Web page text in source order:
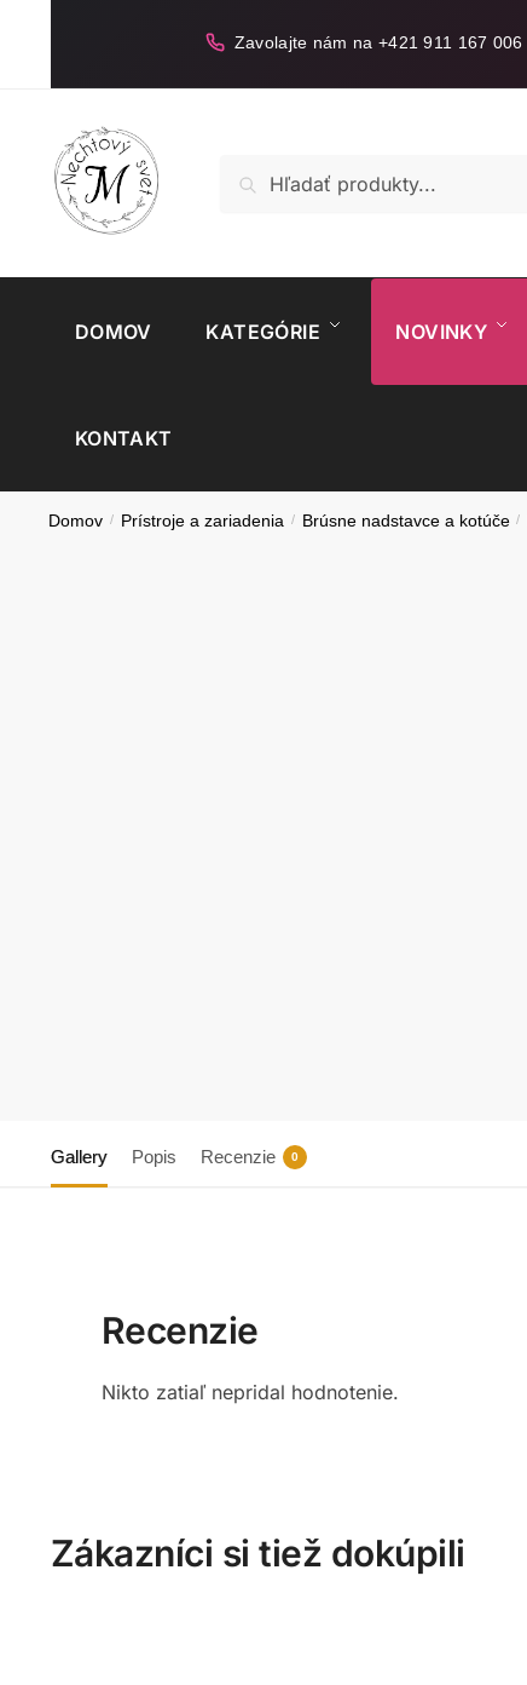
Zavolajte nám na +421 911 167 006
Vyhľadávanie
DOMOV KATEGÓRIE NOVINKY
KONTAKT
Domov / Prístroje a zariadenia / Brúsne nadstavce a kotúče /
Gallery Popis Recenzie 0
Recenzie
Nikto zatiaľ nepridal hodnotenie.
Zákazníci si tiež dokúpili